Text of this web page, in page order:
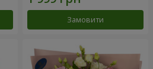
Замовити